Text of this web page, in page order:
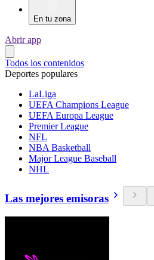
En tu zona
Abrir app
Todos los contenidos
Deportes populares
LaLiga
UEFA Champions League
UEFA Europa League
Premier League
NFL
NBA Basketball
Major League Baseball
NHL
Las mejores emisoras